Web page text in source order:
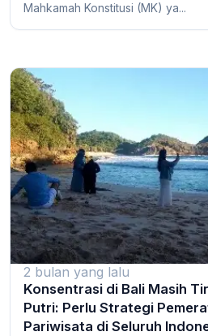
Mahkamah Konstitusi (MK) ya...
2 bulan yang lalu
Konsentrasi di Bali Masih
Putri: Perlu Strategi
Pariwisata di Seluruh